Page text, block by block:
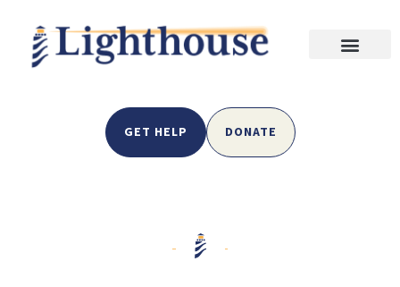
GET HELP DONATE